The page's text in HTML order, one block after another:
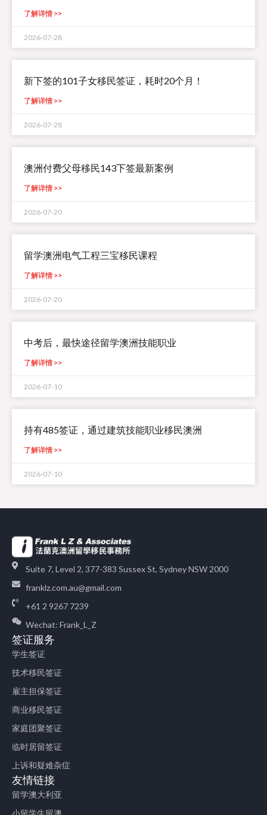
了解详情 >>
2026-07-28
新下签的101子女移民签证，耗时20个月！
了解详情 >>
2026-07-28
澳洲付费父母移民143下签最新案例
了解详情 >>
2026-07-20
留学澳洲电气工程三宝移民课程
了解详情 >>
2026-07-20
中考后，最快途径留学澳洲技能职业
了解详情 >>
2026-07-10
持有485签证，通过建筑技能职业移民澳洲
了解详情 >>
2026-07-10
Suite 7, Level 2, 377-383 Sussex St, Sydney NSW 2000
franklz.com.au@gmail.com
+61 2 9267 7239
Wechat: Frank_L_Z
签证服务
学生签证
技术移民签证
雇主担保签证
商业移民签证
家庭团聚签证
临时居留签证
上诉和疑难杂症
友情链接
留学澳大利亚